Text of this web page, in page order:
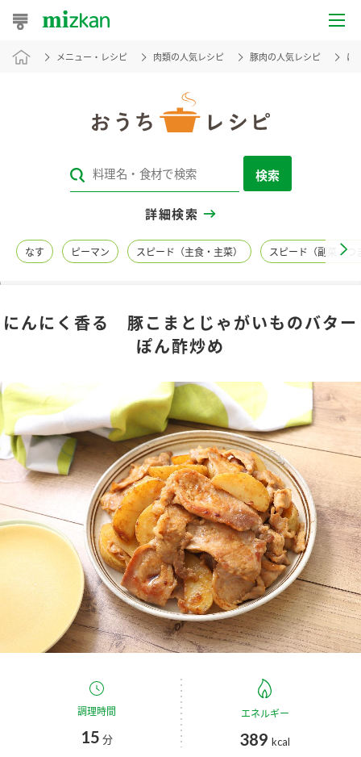
おうちレシピ
レシピカテゴリ一覧
レシピ名特集
商品情報
酢 調味酢
お酢ドリンク ぽん酢
みりん風・料理酒 鍋用調味料
つゆ たれ
スープ
新商品一覧
キャンペーン情報
ブランド・スペシャルサイト
ブランド・スペシャルサイト トップ
商品ブランドサイト
Fibee（ファイビー）
くらしプラ酢
カンタン酢
かおりの蔵
企業情報
国内事業概要
ミツカングループについて
企業理念
ミツカンを知る
環境への取り組み
メニュー・レシピ 肉類の人気レシピ 豚肉の人気レシピ に
検索
詳細検索
なす ピーマン スピード（主食・主菜） スピード（副菜・つ
にんにく香る 豚こまとじゃがいものバター
ぽん酢炒め
調理時間
15 分
エネルギー
389 kcal